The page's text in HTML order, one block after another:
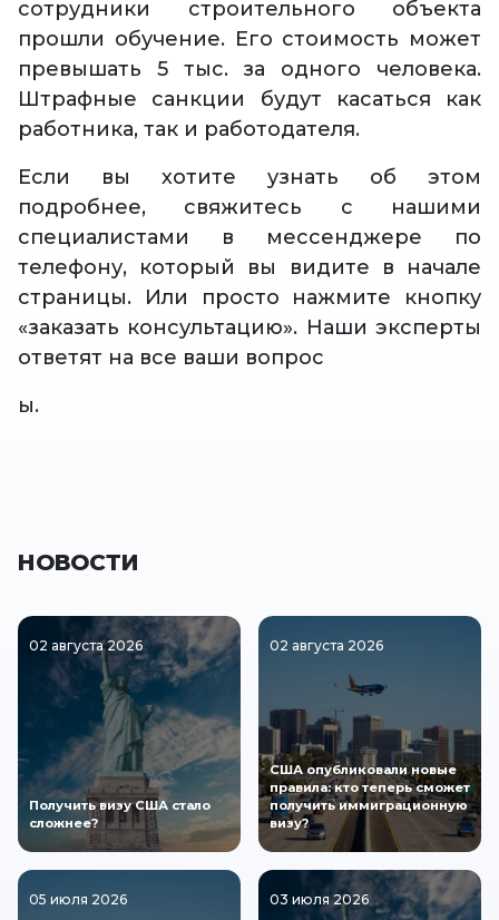
сотрудники строительного объекта
прошли обучение. Его стоимость может
превышать 5 тыс. за одного человека.
Штрафные санкции будут касаться как
работника, так и работодателя.
Если вы хотите узнать об этом
подробнее, свяжитесь с нашими
специалистами в мессенджере по
телефону, который вы видите в начале
страницы. Или просто нажмите кнопку
«заказать консультацию». Наши эксперты
ответят на все ваши вопрос
ы.
НОВОСТИ
02 августа 2026
Получить визу США стало
сложнее?
02 августа 2026
США опубликовали новые
правила: кто теперь сможет
получить иммиграционную
визу?
05 июля 2026 03 июля 2026